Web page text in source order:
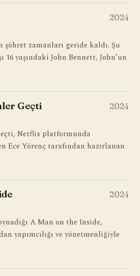
2024
şöhret zamanları geride kaldı. Şu
16 yaşındaki John Bennett, John’un
Geçti 2024
Netflix platformunda
Ece Yörenç tarafından hazırlanan
2024
A Man on the Inside,
yapımcılığı ve yönetmenliğiyle